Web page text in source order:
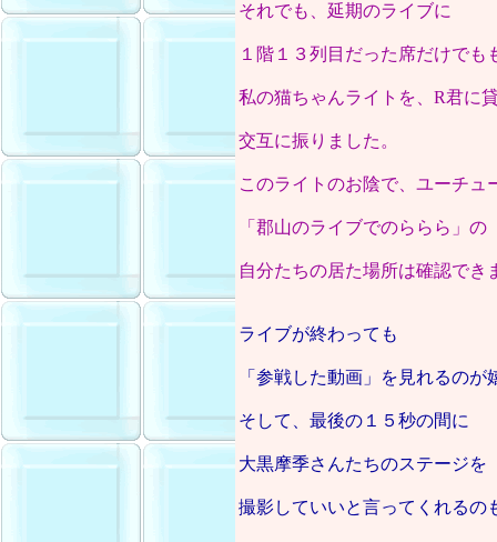
それでも、延期のライブに
１階１３列目だった席だけでも
私の猫ちゃんライトを、R君に
交互に振りました。
このライトのお陰で、ユーチュ
「郡山のライブでのららら」の
自分たちの居た場所は確認でき
ライブが終わっても
「参戦した動画」を見れるのが
そして、最後の１５秒の間に
大黒摩季さんたちのステージを
撮影していいと言ってくれるの